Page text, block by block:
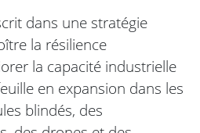
dans une stratégie
la résilience
la capacité industrielle
en expansion dans les
blindés, des